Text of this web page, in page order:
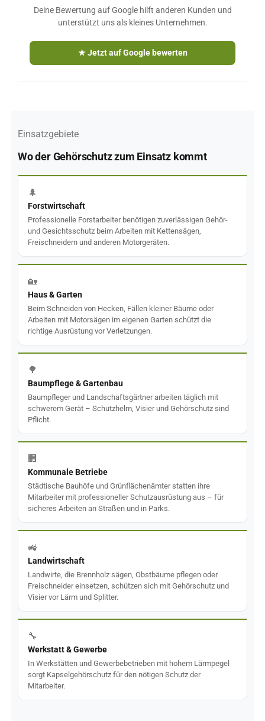
Deine Bewertung auf Google hilft anderen Kunden und
unterstützt uns als kleines Unternehmen.
★ Jetzt auf Google bewerten
Einsatzgebiete
Wo der Gehörschutz zum Einsatz kommt
🌲
Forstwirtschaft
Professionelle Forstarbeiter benötigen zuverlässigen Gehör-
und Gesichtsschutz beim Arbeiten mit Kettensägen,
Freischneidern und anderen Motorgeräten.
🏡
Haus & Garten
Beim Schneiden von Hecken, Fällen kleiner Bäume oder
Arbeiten mit Motorsägen im eigenen Garten schützt die
richtige Ausrüstung vor Verletzungen.
🌳
Baumpflege & Gartenbau
Baumpfleger und Landschaftsgärtner arbeiten täglich mit
schwerem Gerät – Schutzhelm, Visier und Gehörschutz sind
Pflicht.
🏢
Kommunale Betriebe
Städtische Bauhöfe und Grünflächenämter statten ihre
Mitarbeiter mit professioneller Schutzausrüstung aus – für
sicheres Arbeiten an Straßen und in Parks.
🚜
Landwirtschaft
Landwirte, die Brennholz sägen, Obstbäume pflegen oder
Freischneider einsetzen, schützen sich mit Gehörschutz und
Visier vor Lärm und Splitter.
🔧
Werkstatt & Gewerbe
In Werkstätten und Gewerbebetrieben mit hohem Lärmpegel
sorgt Kapselgehörschutz für den nötigen Schutz der
Mitarbeiter.